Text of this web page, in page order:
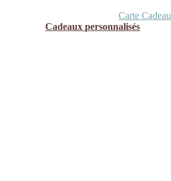
Carte Cadeau
Cadeaux personnalisés